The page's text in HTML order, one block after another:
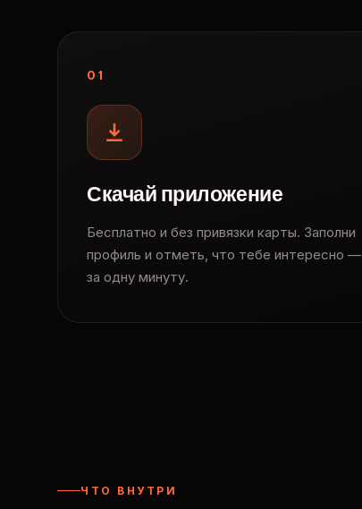
01
Скачай приложение
Бесплатно и без привязки карты. Заполни
профиль и отметь, что тебе интересно —
за одну минуту.
ЧТО ВНУТРИ